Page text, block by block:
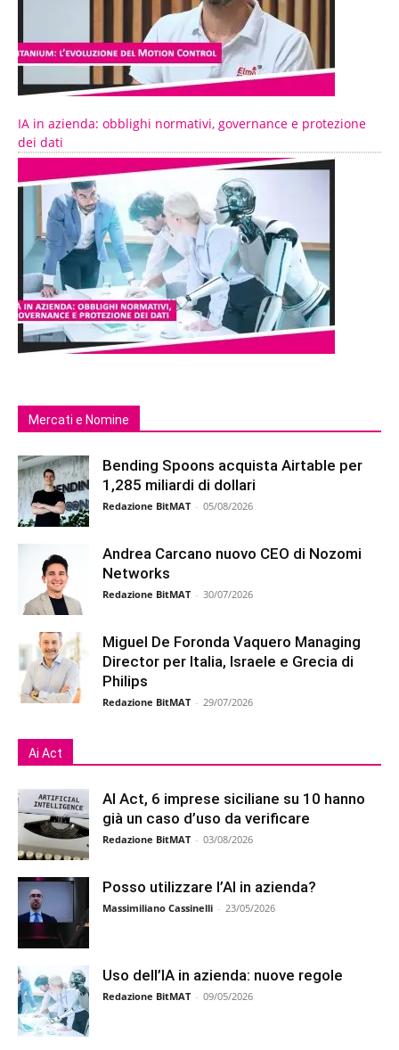
IA in azienda: obblighi normativi, governance e protezione
dei dati
Mercati e Nomine
Bending Spoons acquista Airtable per
1,285 miliardi di dollari
Redazione BitMAT - 05/08/2026
Andrea Carcano nuovo CEO di Nozomi
Networks
Redazione BitMAT - 30/07/2026
Miguel De Foronda Vaquero Managing
Director per Italia, Israele e Grecia di
Philips
Redazione BitMAT - 29/07/2026
Ai Act
AI Act, 6 imprese siciliane su 10 hanno
già un caso d’uso da verificare
Redazione BitMAT - 03/08/2026
Posso utilizzare l’AI in azienda?
Massimiliano Cassinelli - 23/05/2026
Uso dell’IA in azienda: nuove regole
Redazione BitMAT - 09/05/2026